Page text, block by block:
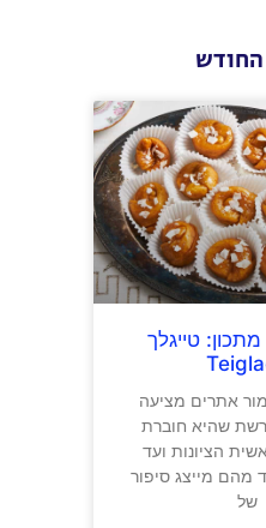
החודש
טייגלך
אתרים מציעה
שהיא חוברת
הציונות ועד
מהם מייצג סיפור
של